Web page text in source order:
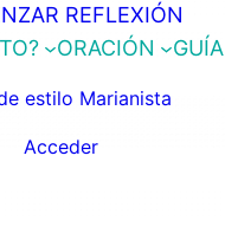
REFLEXIÓN
ORACIÓN GUÍA
estilo Marianista
Acceder